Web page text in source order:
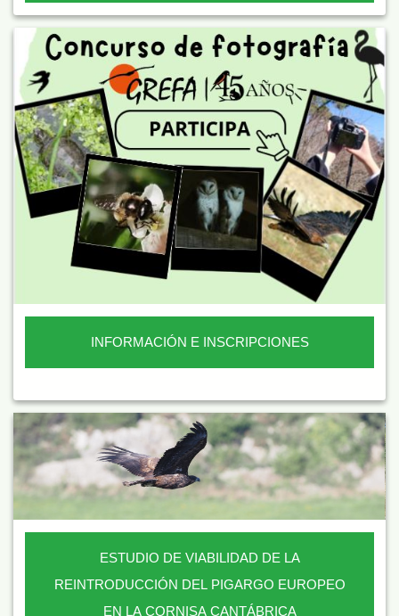
INFORMACIÓN E INSCRIPCIONES
ESTUDIO DE VIABILIDAD DE LA
REINTRODUCCIÓN DEL PIGARGO EUROPEO
EN LA CORNISA CANTÁBRICA